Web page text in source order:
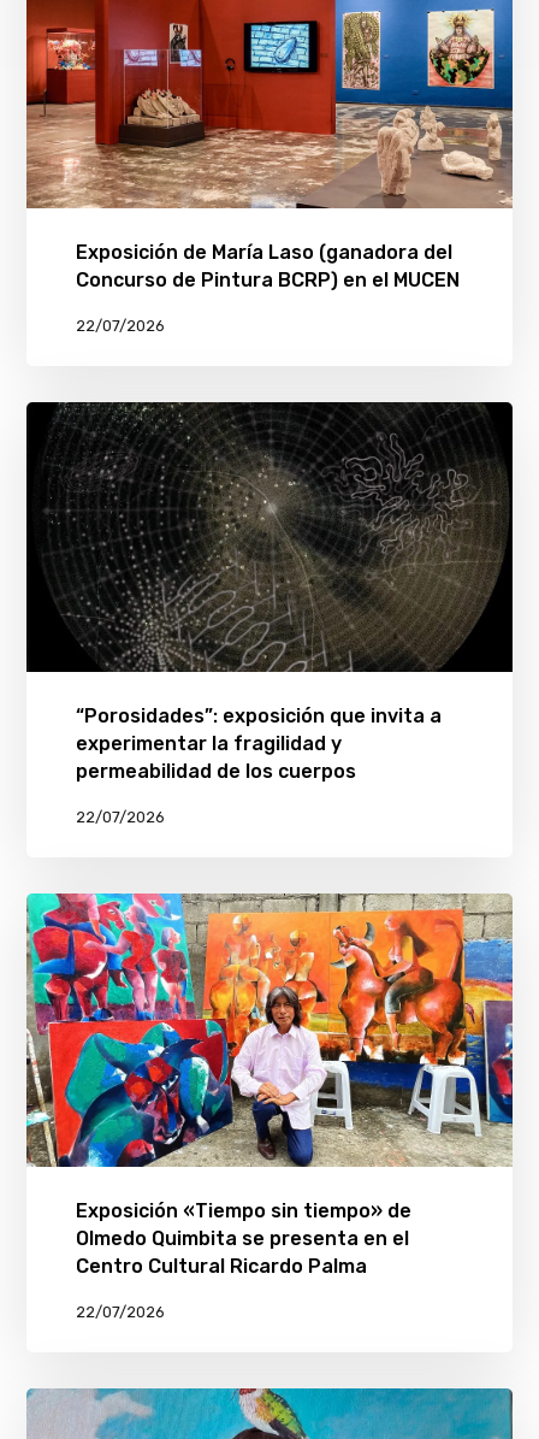
Exposición de María Laso (ganadora del
Concurso de Pintura BCRP) en el MUCEN
22/07/2026
“Porosidades”: exposición que invita a
experimentar la fragilidad y
permeabilidad de los cuerpos
22/07/2026
Exposición «Tiempo sin tiempo» de
Olmedo Quimbita se presenta en el
Centro Cultural Ricardo Palma
22/07/2026